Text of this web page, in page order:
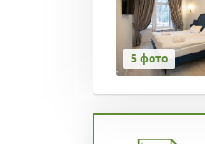
5 фото